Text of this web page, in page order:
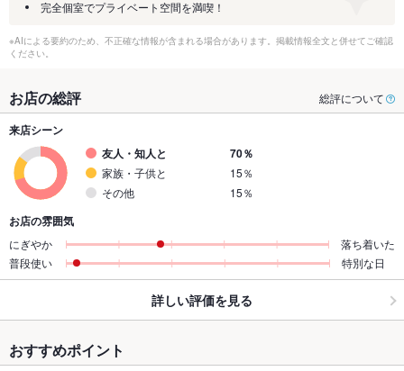
完全個室でプライベート空間を満喫！
※AIによる要約のため、不正確な情報が含まれる場合があります。掲載情報全文と併せてご確認
ください。
お店の総評 総評について
来店シーン
友人・知人と
70％
家族・子供と
15％
その他
15％
お店の雰囲気
にぎやか
落ち着いた
普段使い
特別な日
詳しい評価を見る
おすすめポイント